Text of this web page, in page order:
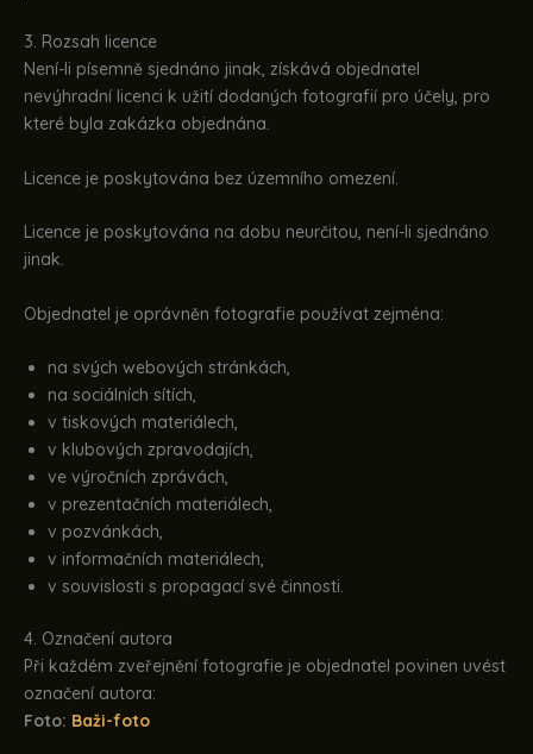
3. Rozsah licence
Není-li písemně sjednáno jinak, získává objednatel
nevýhradní licenci k užití dodaných fotografií pro účely, pro
které byla zakázka objednána.
Licence je poskytována bez územního omezení.
Licence je poskytována na dobu neurčitou, není-li sjednáno
jinak.
Objednatel je oprávněn fotografie používat zejména:
na svých webových stránkách,
na sociálních sítích,
v tiskových materiálech,
v klubových zpravodajích,
ve výročních zprávách,
v prezentačních materiálech,
v pozvánkách,
v informačních materiálech,
v souvislosti s propagací své činnosti.
4. Označení autora
Při každém zveřejnění fotografie je objednatel povinen uvést
označení autora:
Foto: Baži-foto